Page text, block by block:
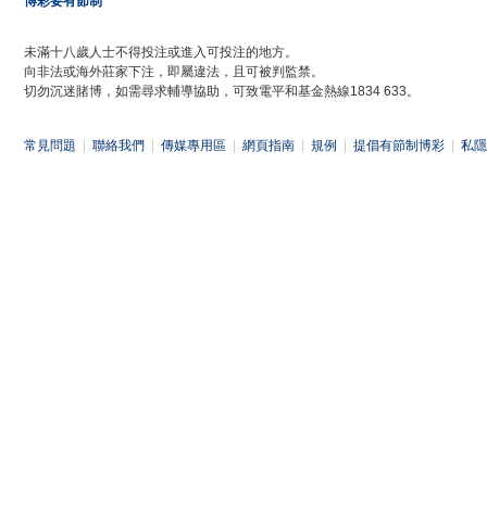
未滿十八歲人士不得投注或進入可投注的地方。
向非法或海外莊家下注，即屬違法，且可被判監禁。
切勿沉迷賭博，如需尋求輔導協助，可致電平和基金熱線1834 633。
常見問題 聯絡我們 傳媒專用區 網頁指南 規例 提倡有節制博彩 私